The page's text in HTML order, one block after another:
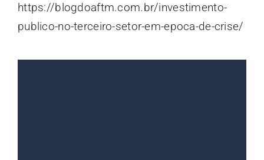
https://blogdoaftm.com.br/investimento-
publico-no-terceiro-setor-em-epoca-de-crise/